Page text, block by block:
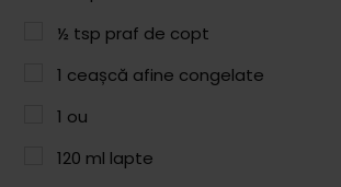
Paste & Risotto
Patiserie
Aluaturi Dulci
Aluaturi Sărate
½ tsp praf de copt
1 ceașcă afine congelate
1 ou
120 ml lapte